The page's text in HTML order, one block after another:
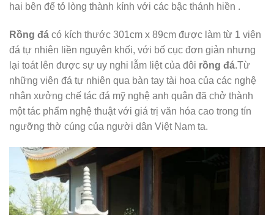
hai bên để tỏ lòng thành kính với các bậc thánh hiền .
Rồng đá có kích thước 301cm x 89cm được làm từ 1 viên
đá tự nhiên liền nguyên khối, với bố cục đơn giản nhưng
lại toát lên được sự uy nghi lẫm liệt của đôi rồng đá.Từ
những viên đá tự nhiên qua bàn tay tài hoa của các nghệ
nhân xưởng chế tác đá mỹ nghệ anh quân đã chở thành
một tác phẩm nghệ thuật với giá trị văn hóa cao trong tín
ngưỡng thờ cúng của người dân Việt Nam ta.